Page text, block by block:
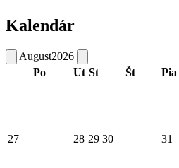
Kalendár
August2026
Po
Ut St Št Pia
27 28 29 30 31